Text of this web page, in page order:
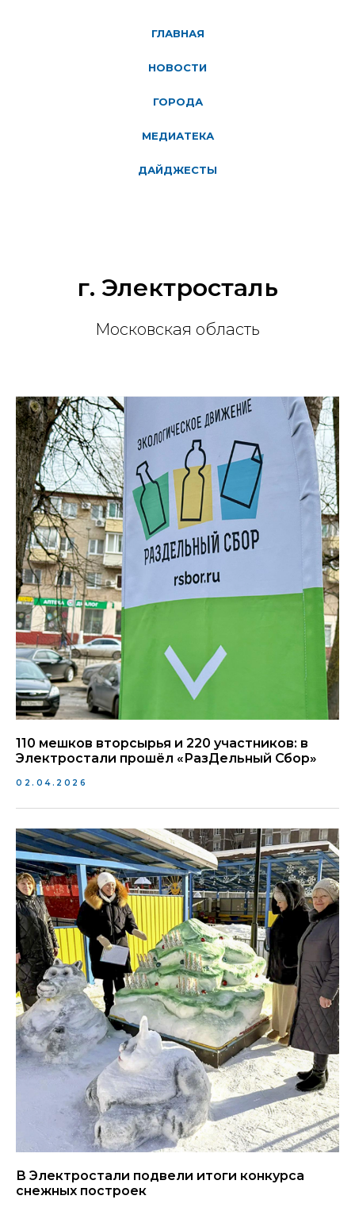
ГЛАВНАЯ
НОВОСТИ
ГОРОДА
МЕДИАТЕКА
ДАЙДЖЕСТЫ
г. Электросталь
Московская область
110 мешков вторсырья и 220 участников: в
Электростали прошёл «РазДельный Сбор»
02.04.2026
В Электростали подвели итоги конкурса
снежных построек